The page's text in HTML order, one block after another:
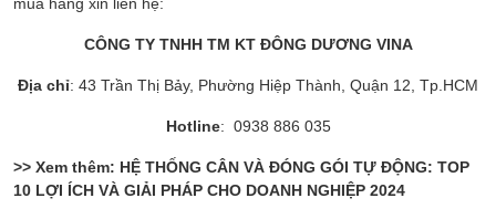
CÔNG TY TNHH TM KT ĐÔNG DƯƠNG VINA
Địa chỉ: 43 Trần Thị Bảy, Phường Hiệp Thành, Quận 12, Tp.HCM
Hotline: 0938 886 035
>> Xem thêm: HỆ THỐNG CÂN VÀ ĐÓNG GÓI TỰ ĐỘNG: TOP
10 LỢI ÍCH VÀ GIẢI PHÁP CHO DOANH NGHIỆP 2024